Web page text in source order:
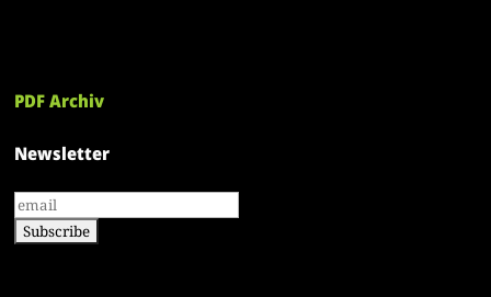
PDF Archiv
Newsletter